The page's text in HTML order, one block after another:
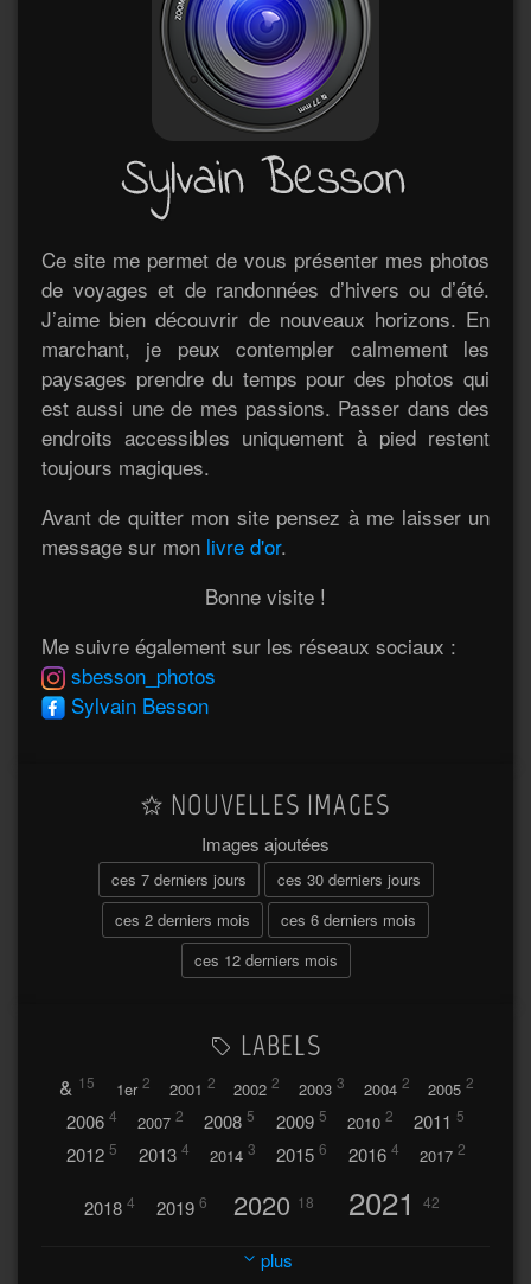
Ce site me permet de vous présenter mes photos
de voyages et de randonnées d’hivers ou d’été.
J’aime bien découvrir de nouveaux horizons. En
marchant, je peux contempler calmement les
paysages prendre du temps pour des photos qui
est aussi une de mes passions. Passer dans des
endroits accessibles uniquement à pied restent
toujours magiques.
Avant de quitter mon site pensez à me laisser un
message sur mon livre d'or.
Bonne visite !
Me suivre également sur les réseaux sociaux :
sbesson_photos
Sylvain Besson
NOUVELLES IMAGES
Images ajoutées
ces 7 derniers jours
ces 30 derniers jours
ces 2 derniers mois
ces 6 derniers mois
ces 12 derniers mois
LABELS
& 15 1er 2 2001 2 2002 2 2003 3 2004 2 2005 2
2006 4 2007 2 2008 5 2009 5 2010 2 2011 5
2012 5 2013 4 2014 3 2015 6 2016 4 2017 2
2018 4 2019 6 2020 18 2021 42
2023 32
plus